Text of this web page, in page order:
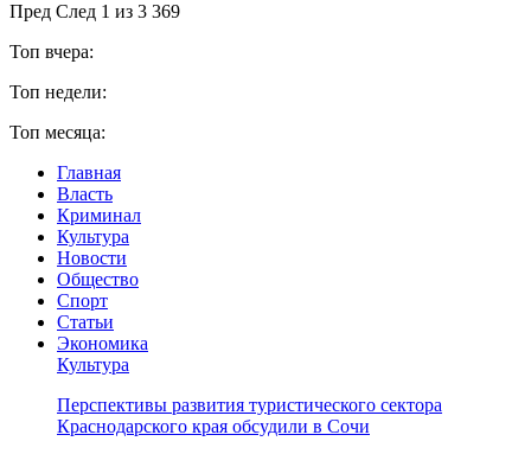
Пред След 1 из 3 369
Топ вчера:
Топ недели:
Топ месяца:
Главная
Власть
Криминал
Культура
Новости
Общество
Спорт
Статьи
Экономика
Культура
Перспективы развития туристического сектора
Краснодарского края обсудили в Сочи